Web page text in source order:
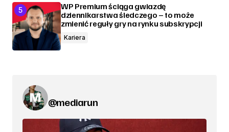
WP Premium ściąga gwiazdę
dziennikarstwa śledczego – to może
zmienić reguły gry na rynku subskrypcji
Kariera
@mediarun